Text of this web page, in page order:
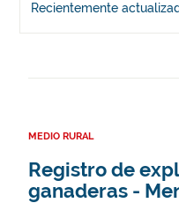
Recientemente
MEDIO RURAL
Registro de
ganaderas -